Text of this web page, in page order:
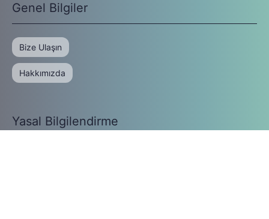
Genel Bilgiler
Bize Ulaşın
Hakkımızda
Yasal Bilgilendirme